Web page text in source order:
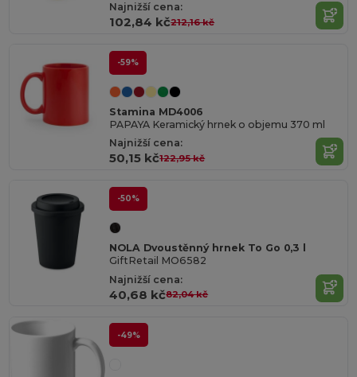
Najnižší cena:
102,84 kč212,16 kč
-59%
Stamina MD4006
PAPAYA Keramický hrnek o objemu 370 ml
Najnižší cena:
50,15 kč122,95 kč
-50%
NOLA Dvoustěnný hrnek To Go 0,3 l
GiftRetail MO6582
Najnižší cena:
40,68 kč82,04 kč
-49%